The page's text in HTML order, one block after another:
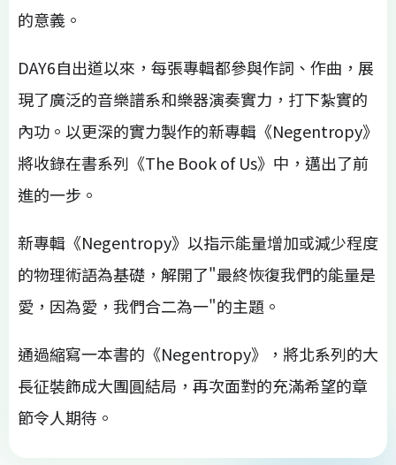
的意義。
DAY6自出道以來，每張專輯都參與作詞、作曲，展
現了廣泛的音樂譜系和樂器演奏實力，打下紮實的
內功。以更深的實力製作的新專輯《Negentropy》
將收錄在書系列《The Book of Us》中，邁出了前
進的一步。
新專輯《Negentropy》以指示能量增加或減少程度
的物理術語為基礎，解開了"最終恢復我們的能量是
愛，因為愛，我們合二為一"的主題。
通過縮寫一本書的《Negentropy》，將北系列的大
長征裝飾成大團圓結局，再次面對的充滿希望的章
節令人期待。